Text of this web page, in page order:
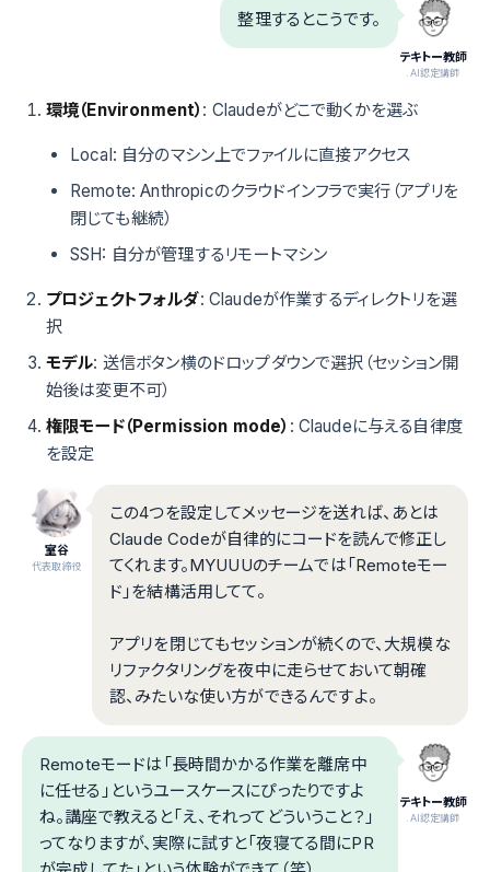
テキトー教師
.AI認定講師
整理するとこうです。
環境（Environment） : Claudeがどこで動くかを選ぶ
Local: 自分のマシン上でファイルに直接アクセス
Remote: Anthropicのクラウドインフラで実行（アプリを
閉じても継続）
SSH: 自分が管理するリモートマシン
プロジェクトフォルダ: Claudeが作業するディレクトリを選
択
モデル: 送信ボタン横のドロップダウンで選択（セッション開
始後は変更不可）
権限モード（Permission mode） : Claudeに与える自律度
を設定
室谷
代表取締役
この4つを設定してメッセージを送れば、あとは
Claude Codeが自律的にコードを読んで修正し
てくれます。MYUUUのチームでは「Remoteモー
ド」を結構活用してて。
アプリを閉じてもセッションが続くので、大規模な
リファクタリングを夜中に走らせておいて朝確
認、みたいな使い方ができるんですよ。
テキトー教師
.AI認定講師
Remoteモードは「長時間かかる作業を離席中
に任せる」というユースケースにぴったりですよ
ね。講座で教えると「え、それってどういうこと？」
ってなりますが、実際に試すと「夜寝てる間にPR